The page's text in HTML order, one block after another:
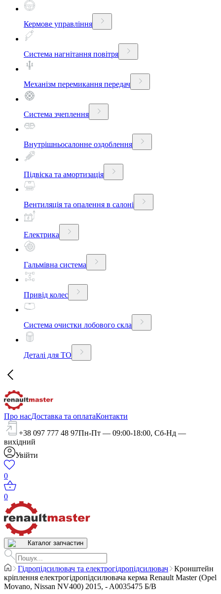
Кермове управління
Система нагнітання повітря
Механізм перемикання передач
Система зчеплення
Внутрішньосалонне оздоблення
Підвіска та амортизація
Вентиляція та опалення в салоні
Електрика
Гальмівна система
Привід колес
Система очистки лобового скла
Деталі для ТО
Про насДоставка та оплатаКонтакти
+38 097 777 48 97Пн-Пт — 09:00-18:00, Сб-Нд —
вихідний
Увійти
0
0
Каталог запчастин
Гідропідсилювач та електрогідропідсилювач
Кронштейн
кріплення електрогідропідсилювача керма Renault Master (Opel
Movano, Nissan NV400) 2015, - A0035475 Б/В